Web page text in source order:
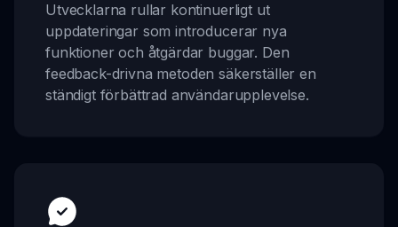
Utvecklarna rullar kontinuerligt ut
uppdateringar som introducerar nya
funktioner och åtgärdar buggar. Den
feedback-drivna metoden säkerställer en
ständigt förbättrad användarupplevelse.